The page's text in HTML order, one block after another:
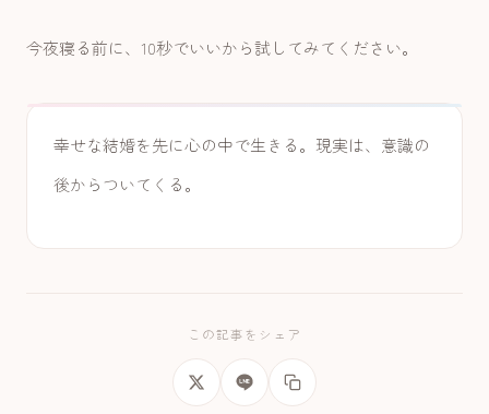
今夜寝る前に、10秒でいいから試してみてください。
幸せな結婚を先に心の中で生きる。現実は、意識の
後からついてくる。
この記事をシェア